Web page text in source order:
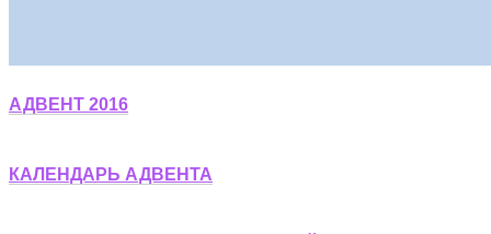
АДВЕНТ 2016
КАЛЕНДАРЬ АДВЕНТА